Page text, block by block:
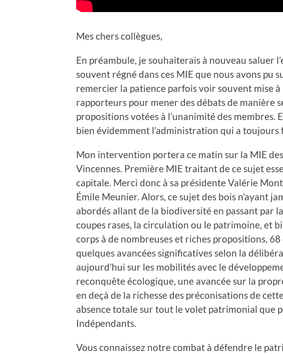
Mes chers collègues,
En préambule, je souhaiterais à nouveau saluer
souvent régné dans ces MIE que nous avons pu
remercier la patience parfois voir souvent mise à
rapporteurs pour mener des débats de manière
propositions votées à l’unanimité des membres.
bien évidemment l’administration qui a
Mon intervention portera ce matin sur la MIE
Vincennes. Première MIE traitant de ce sujet
capitale. Merci donc à sa présidente Valérie
Émile Meunier. Alors, ce sujet des bois n’ayant
abordés allant de la biodiversité en passant par
coupes rases, la circulation ou le patrimoine, et
corps à de nombreuses et riches propositions,
quelques avancées significatives selon la
aujourd’hui sur les mobilités avec le
reconquête écologique, une avancée sur la
en deçà de la richesse des préconisations de
absence totale sur tout le volet patrimonial que
Indépendants.
Vous connaissez notre combat à défendre le